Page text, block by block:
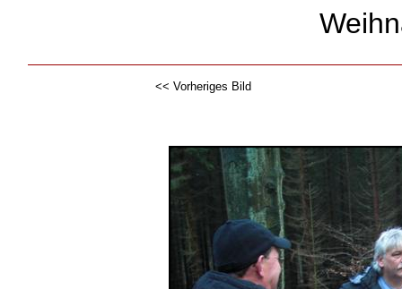
<< Vorheriges Bild